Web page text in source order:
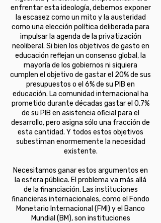
enfrentar esta ideología, debemos exponer
la escasez como un mito y la austeridad
como una elección política deliberada para
impulsar la agenda de la privatización
neoliberal. Si bien los objetivos de gasto en
educación reflejan un consenso global, la
mayoría de los gobiernos ni siquiera
cumplen el objetivo de gastar el 20% de sus
presupuestos o el 6% de su PIB en
educación. La comunidad internacional ha
prometido durante décadas gastar el 0,7%
de su PIB en asistencia oficial para el
desarrollo, pero asigna sólo una fracción de
esta cantidad. Y todos estos objetivos
subestiman enormemente la necesidad
existente.
Necesitamos ganar estos argumentos en
la esfera pública. El problema va más allá
de la financiación. Las instituciones
financieras internacionales, como el Fondo
Monetario Internacional (FMI) y el Banco
Mundial (BM), son instituciones